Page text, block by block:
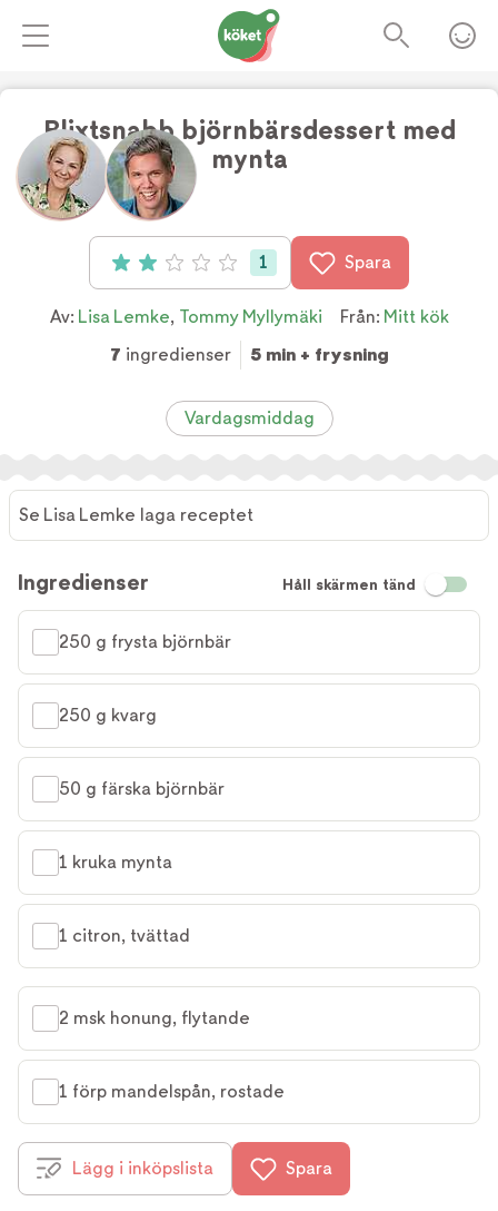
Blixtsnabb björnbärsdessert med
mynta
Betyg: 2 av 5 (1 röster)
1 Spara
Av: Lisa Lemke, Tommy Myllymäki Från: Mitt kök
7 ingredienser 5 min + frysning
Vardagsmiddag
Se Lisa Lemke laga receptet
Ingredienser Håll skärmen tänd
250 g frysta björnbär
250 g kvarg
50 g färska björnbär
1 kruka mynta
1 citron, tvättad
2 msk honung, flytande
1 förp mandelspån, rostade
Lägg i inköpslista Spara